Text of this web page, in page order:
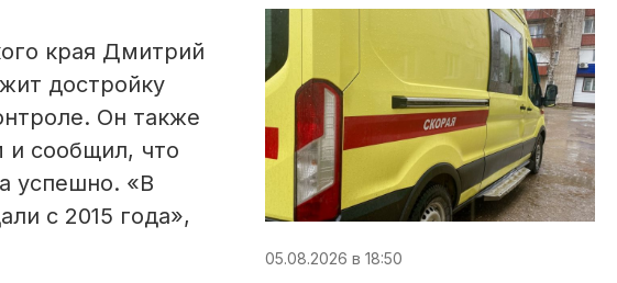
края Дмитрий
достройку
Он также
и сообщил, что
успешно. «В
с 2015 года»,
05.08.2026 в 18:50